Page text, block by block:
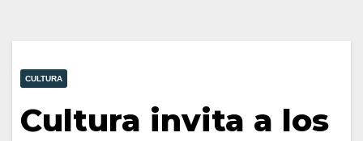
CULTURA
Cultura invita a los